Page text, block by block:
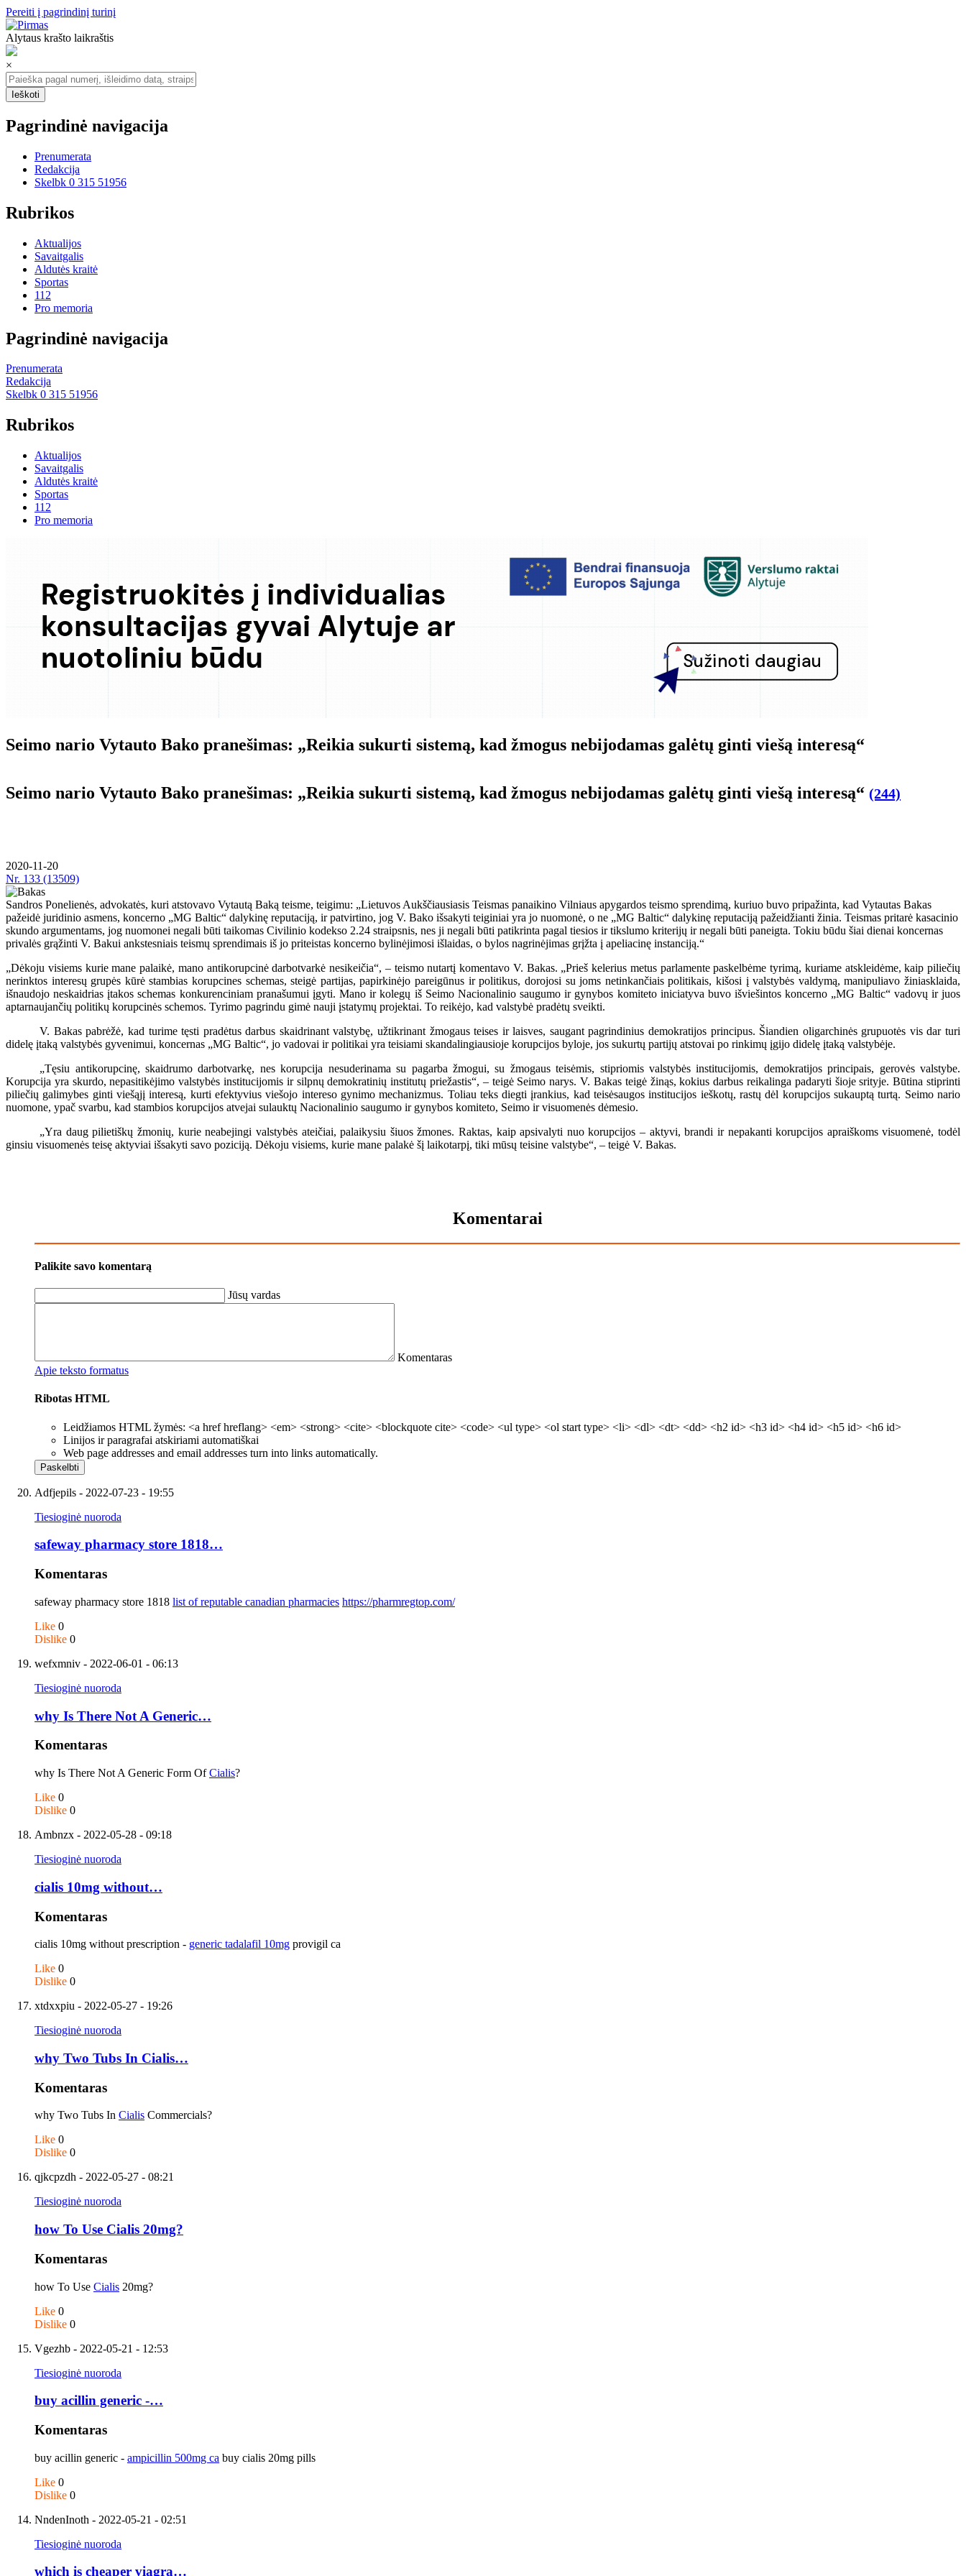
Pereiti į pagrindinį turinį
Alytaus krašto laikraštis
×
Pagrindinė navigacija
Prenumerata
Redakcija
Skelbk 0 315 51956
Rubrikos
Aktualijos
Savaitgalis
Aldutės kraitė
Sportas
112
Pro memoria
Pagrindinė navigacija
Prenumerata
Redakcija
Skelbk 0 315 51956
Rubrikos
Aktualijos
Savaitgalis
Aldutės kraitė
Sportas
112
Pro memoria
Seimo nario Vytauto Bako pranešimas: „Reikia sukurti sistemą, kad žmogus nebijodamas galėtų ginti viešą interesą“
Seimo nario Vytauto Bako pranešimas: „Reikia sukurti sistemą, kad žmogus nebijodamas galėtų ginti viešą interesą“ (244)
2020-11-20
Nr. 133 (13509)
Sandros Ponelienės, advokatės, kuri atstovavo Vytautą Baką teisme, teigimu: „Lietuvos Aukščiausiasis Teismas panaikino Vilniaus apygardos teismo sprendimą, kuriuo buvo pripažinta, kad Vytautas Bakas
pažeidė juridinio asmens, koncerno „MG Baltic“ dalykinę reputaciją, ir patvirtino, jog V. Bako išsakyti teiginiai yra jo nuomonė, o ne „MG Baltic“ dalykinę reputaciją pažeidžianti žinia. Teismas pritarė kasacinio
skundo argumentams, jog nuomonei negali būti taikomas Civilinio kodekso 2.24 straipsnis, nes ji negali būti patikrinta pagal tiesios ir tikslumo kriterijų ir negali būti paneigta. Tokiu būdu šiai dienai koncernas
privalės grąžinti V. Bakui ankstesniais teismų sprendimais iš jo priteistas koncerno bylinėjimosi išlaidas, o bylos nagrinėjimas grįžta į apeliacinę instanciją.“
„Dėkoju visiems kurie mane palaikė, mano antikorupcinė darbotvarkė nesikeičia“, – teismo nutartį komentavo V. Bakas. „Prieš kelerius metus parlamente paskelbėme tyrimą, kuriame atskleidėme, kaip piliečių
nerinktos interesų grupės kūrė stambias korupcines schemas, steigė partijas, papirkinėjo pareigūnus ir politikus, dorojosi su joms netinkančiais politikais, kišosi į valstybės valdymą, manipuliavo žiniasklaida,
išnaudojo neskaidrias įtakos schemas konkurenciniam pranašumui įgyti. Mano ir kolegų iš Seimo Nacionalinio saugumo ir gynybos komiteto iniciatyva buvo išviešintos koncerno „MG Baltic“ vadovų ir juos
aptarnaujančių politikų korupcinės schemos. Tyrimo pagrindu gimė nauji įstatymų projektai. To reikėjo, kad valstybė pradėtų sveikti.
V. Bakas pabrėžė, kad turime tęsti pradėtus darbus skaidrinant valstybę, užtikrinant žmogaus teises ir laisves, saugant pagrindinius demokratijos principus. Šiandien oligarchinės grupuotės vis dar turi
didelę įtaką valstybės gyvenimui, koncernas „MG Baltic“, jo vadovai ir politikai yra teisiami skandalingiausioje korupcijos byloje, jos sukurtų partijų atstovai po rinkimų įgijo didelę įtaką valstybėje.
„Tęsiu antikorupcinę, skaidrumo darbotvarkę, nes korupcija nesuderinama su pagarba žmogui, su žmogaus teisėmis, stipriomis valstybės institucijomis, demokratijos principais, gerovės valstybe.
Korupcija yra skurdo, nepasitikėjimo valstybės institucijomis ir silpnų demokratinių institutų priežastis“, – teigė Seimo narys. V. Bakas teigė žinąs, kokius darbus reikalinga padaryti šioje srityje. Būtina stiprinti
piliečių galimybes ginti viešąjį interesą, kurti efektyvius viešojo intereso gynimo mechanizmus. Toliau teks diegti įrankius, kad teisėsaugos institucijos ieškotų, rastų dėl korupcijos sukauptą turtą. Seimo nario
nuomone, ypač svarbu, kad stambios korupcijos atvejai sulauktų Nacionalinio saugumo ir gynybos komiteto, Seimo ir visuomenės dėmesio.
„Yra daug pilietiškų žmonių, kurie neabejingi valstybės ateičiai, palaikysiu šiuos žmones. Raktas, kaip apsivalyti nuo korupcijos – aktyvi, brandi ir nepakanti korupcijos apraiškoms visuomenė, todėl
ginsiu visuomenės teisę aktyviai išsakyti savo poziciją. Dėkoju visiems, kurie mane palakė šį laikotarpį, tiki mūsų teisine valstybe“, – teigė V. Bakas.
Komentarai
Palikite savo komentarą
Jūsų vardas
Komentaras
Apie teksto formatus
Ribotas HTML
Leidžiamos HTML žymės: <a href hreflang> <em> <strong> <cite> <blockquote cite> <code> <ul type> <ol start type> <li> <dl> <dt> <dd> <h2 id> <h3 id> <h4 id> <h5 id> <h6 id>
Linijos ir paragrafai atskiriami automatiškai
Web page addresses and email addresses turn into links automatically.
Adfjepils - 2022-07-23 - 19:55
Tiesioginė nuoroda
safeway pharmacy store 1818…
Komentaras
safeway pharmacy store 1818 list of reputable canadian pharmacies https://pharmregtop.com/
Like 0
Dislike 0
wefxmniv - 2022-06-01 - 06:13
Tiesioginė nuoroda
why Is There Not A Generic…
Komentaras
why Is There Not A Generic Form OfCialis?
Like 0
Dislike 0
Ambnzx - 2022-05-28 - 09:18
Tiesioginė nuoroda
cialis 10mg without…
Komentaras
cialis 10mg without prescription - generic tadalafil 10mg provigil ca
Like 0
Dislike 0
xtdxxpiu - 2022-05-27 - 19:26
Tiesioginė nuoroda
why Two Tubs In Cialis…
Komentaras
why Two Tubs In Cialis Commercials?
Like 0
Dislike 0
qjkcpzdh - 2022-05-27 - 08:21
Tiesioginė nuoroda
how To Use Cialis 20mg?
Komentaras
how To Use Cialis 20mg?
Like 0
Dislike 0
Vgezhb - 2022-05-21 - 12:53
Tiesioginė nuoroda
buy acillin generic -…
Komentaras
buy acillin generic - ampicillin 500mg ca buy cialis 20mg pills
Like 0
Dislike 0
NndenInoth - 2022-05-21 - 02:51
Tiesioginė nuoroda
which is cheaper viagra…